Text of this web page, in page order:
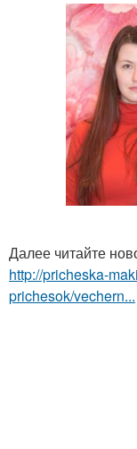
Далее читайте
http://pricheska-
prichesok/vechern...